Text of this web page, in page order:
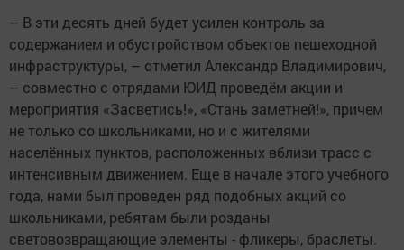
– В эти десять дней будет усилен контроль за
содержанием и обустройством объектов пешеходной
инфраструктуры, – отметил Александр Владимирович,
– совместно с отрядами ЮИД проведём акции и
мероприятия «Засветись!», «Стань заметней!», причем
не только со школьниками, но и с жителями
населённых пунктов, расположенных вблизи трасс с
интенсивным движением. Еще в начале этого учебного
года, нами был проведен ряд подобных акций со
школьниками, ребятам были розданы
световозвращающие элементы - фликеры, браслеты.